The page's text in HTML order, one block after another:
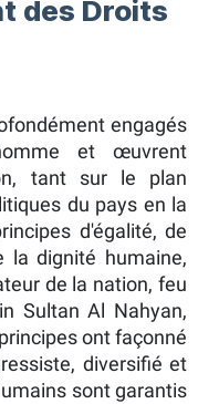
des Droits
engagés
et œuvrent
tant sur le plan
du pays en la
d'égalité, de
la dignité humaine,
de la nation, feu
Sultan Al Nahyan,
ont façonné
diversifié et
sont garantis